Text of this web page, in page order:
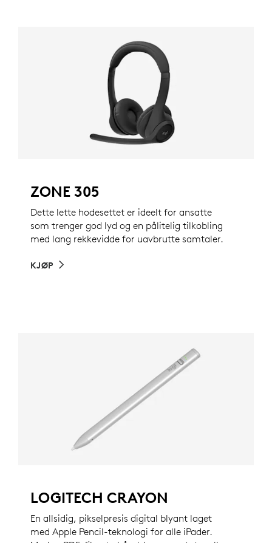
ZONE 305
Dette lette hodesettet er ideelt for ansatte
som trenger god lyd og en pålitelig tilkobling
med lang rekkevidde for uavbrutte samtaler.
KJØP
LOGITECH CRAYON
En allsidig, pikselpresis digital blyant laget
med Apple Pencil-teknologi for alle iPader.